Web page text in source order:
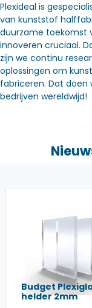
Plexideal is
van kunststof
duurzame toekomst
innoveren cruciaal.
zijn we continu
oplossingen om
fabriceren. Dat doen
bedrijven wereldwijd!
Budget
helder 2mm